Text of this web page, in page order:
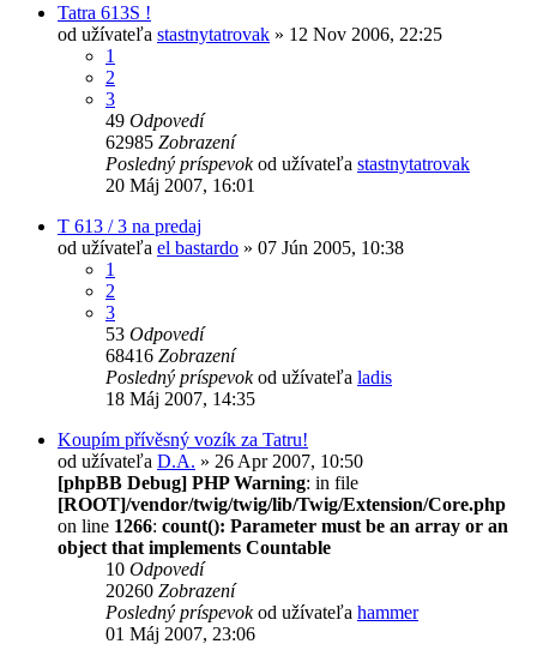
Tatra 613S !
od užívateľa stastnytatrovak » 12 Nov 2006, 22:25
1
2
3
49 Odpovedí
62985 Zobrazení
Posledný príspevokod užívateľa stastnytatrovak
20 Máj 2007, 16:01
T 613 / 3 na predaj
od užívateľa el bastardo » 07 Jún 2005, 10:38
1
2
3
53 Odpovedí
68416 Zobrazení
Posledný príspevokod užívateľa ladis
18 Máj 2007, 14:35
Koupím přívěsný vozík za Tatru!
od užívateľa D.A. » 26 Apr 2007, 10:50
[phpBB Debug] PHP Warning: in file
[ROOT]/vendor/twig/twig/lib/Twig/Extension/Core.php
on line 1266: count(): Parameter must be an array or an
object that implements Countable
10 Odpovedí
20260 Zobrazení
Posledný príspevokod užívateľa hammer
01 Máj 2007, 23:06